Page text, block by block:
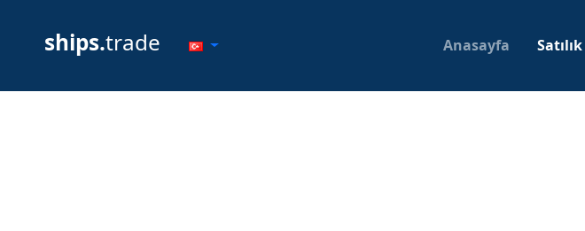
ships.trade Anasayfa